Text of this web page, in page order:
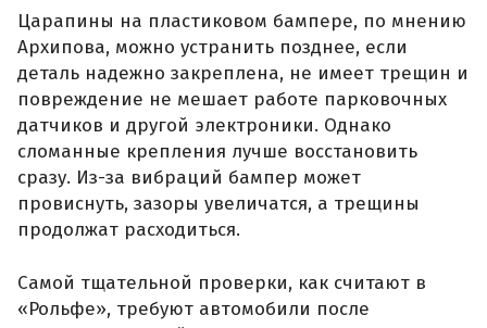
Царапины на пластиковом бампере, по мнению
Архипова, можно устранить позднее, если
деталь надежно закреплена, не имеет трещин и
повреждение не мешает работе парковочных
датчиков и другой электроники. Однако
сломанные крепления лучше восстановить
сразу. Из-за вибраций бампер может
провиснуть, зазоры увеличатся, а трещины
продолжат расходиться.
Самой тщательной проверки, как считают в
«Рольфе», требуют автомобили после